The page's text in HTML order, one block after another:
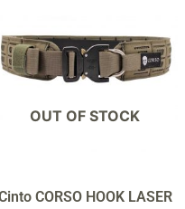
OUT OF STOCK
CORSO HOOK LASER